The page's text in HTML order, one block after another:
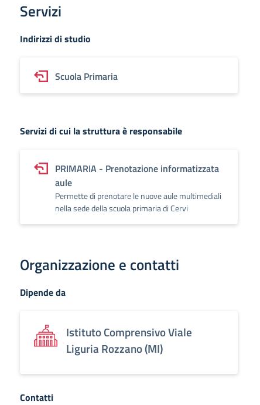
Servizi
Indirizzi di studio
Scuola Primaria
Servizi di cui la struttura è responsabile
PRIMARIA - Prenotazione informatizzata
aule
Permette di prenotare le nuove aule multimediali
nella sede della scuola primaria di Cervi
Organizzazione e contatti
Dipende da
Istituto Comprensivo Viale
Liguria Rozzano (MI)
Contatti